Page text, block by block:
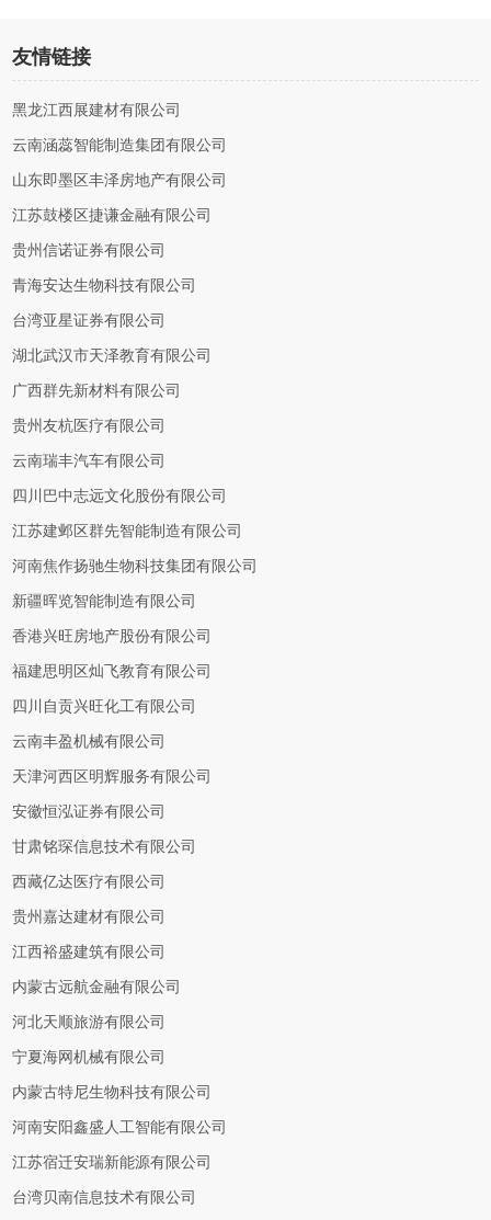
友情链接
黑龙江西展建材有限公司
云南涵蕊智能制造集团有限公司
山东即墨区丰泽房地产有限公司
江苏鼓楼区捷谦金融有限公司
贵州信诺证券有限公司
青海安达生物科技有限公司
台湾亚星证券有限公司
湖北武汉市天泽教育有限公司
广西群先新材料有限公司
贵州友杭医疗有限公司
云南瑞丰汽车有限公司
四川巴中志远文化股份有限公司
江苏建邺区群先智能制造有限公司
河南焦作扬驰生物科技集团有限公司
新疆晖览智能制造有限公司
香港兴旺房地产股份有限公司
福建思明区灿飞教育有限公司
四川自贡兴旺化工有限公司
云南丰盈机械有限公司
天津河西区明辉服务有限公司
安徽恒泓证券有限公司
甘肃铭琛信息技术有限公司
西藏亿达医疗有限公司
贵州嘉达建材有限公司
江西裕盛建筑有限公司
内蒙古远航金融有限公司
河北天顺旅游有限公司
宁夏海网机械有限公司
内蒙古特尼生物科技有限公司
河南安阳鑫盛人工智能有限公司
江苏宿迁安瑞新能源有限公司
台湾贝南信息技术有限公司